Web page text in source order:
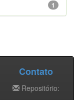
1
Contato
Repositório: